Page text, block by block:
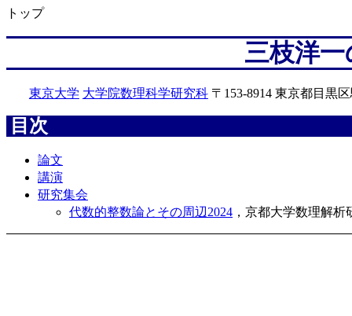
トップ
三枝洋
東京大学 大学院数理科学研究科〒153-8914 東京都目黒
目次
論文
講演
研究集会
代数的整数論とその周辺2024 ，京都大学数理解析